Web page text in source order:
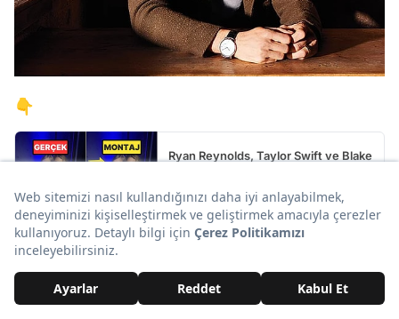
👇
Ryan Reynolds, Taylor Swift ve Blake
20. Show TV'de başlayacak olan Ne Gemiler
Yaktım dizisinin başrolleri Devrim Özkan ve
Deniz Baysal, verdikleri röportaj esnasında ufak
bir gerginlik yaşadı. Deniz Baysal, Devrim